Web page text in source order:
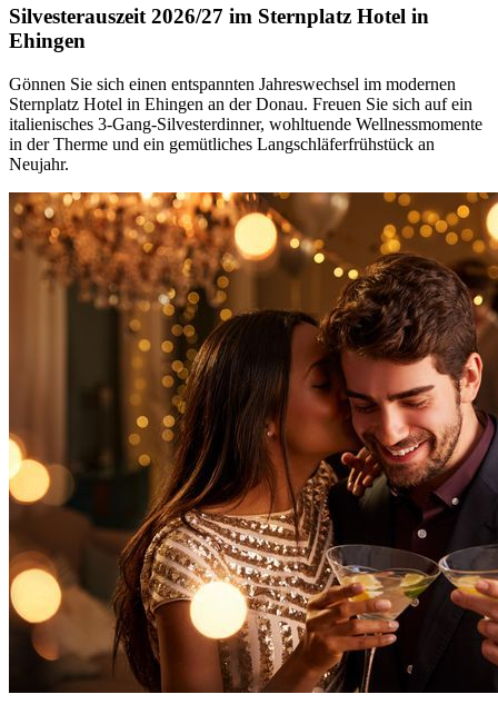
Silvesterauszeit 2026/27 im Sternplatz Hotel in
Ehingen
Gönnen Sie sich einen entspannten Jahreswechsel im modernen
Sternplatz Hotel in Ehingen an der Donau. Freuen Sie sich auf ein
italienisches 3-Gang-Silvesterdinner, wohltuende Wellnessmomente
in der Therme und ein gemütliches Langschläferfrühstück an
Neujahr.